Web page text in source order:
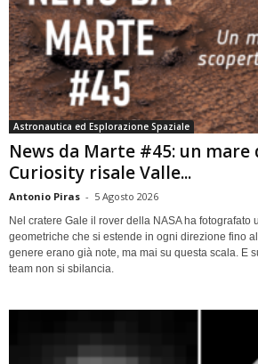
Astronautica ed Esplorazione Spaziale
News da Marte #45: un
Curiosity risale Valle...
Antonio Piras - 5 Agosto 2026
Nel cratere Gale il rover della NASA ha fotografato
geometriche che si estende in ogni direzione fino
genere erano già note, ma mai su questa scala. E
team non si sbilancia.